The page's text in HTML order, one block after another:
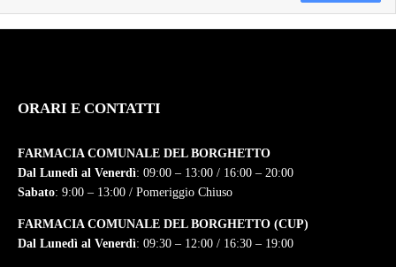
ORARI E CONTATTI
FARMACIA COMUNALE DEL BORGHETTO
Dal Lunedì al Venerdì: 09:00 – 13:00 / 16:00 – 20:00
Sabato: 9:00 – 13:00 / Pomeriggio Chiuso
FARMACIA COMUNALE DEL BORGHETTO (CUP)
Dal Lunedì al Venerdì: 09:30 – 12:00 / 16:30 – 19:00